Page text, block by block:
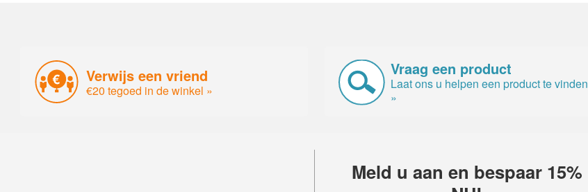
Verwijs een vriend
€20 tegoed in de winkel »
Vraag een product
Laat ons u helpen een product te vinden
»
Meld u aan en bespaar 15%